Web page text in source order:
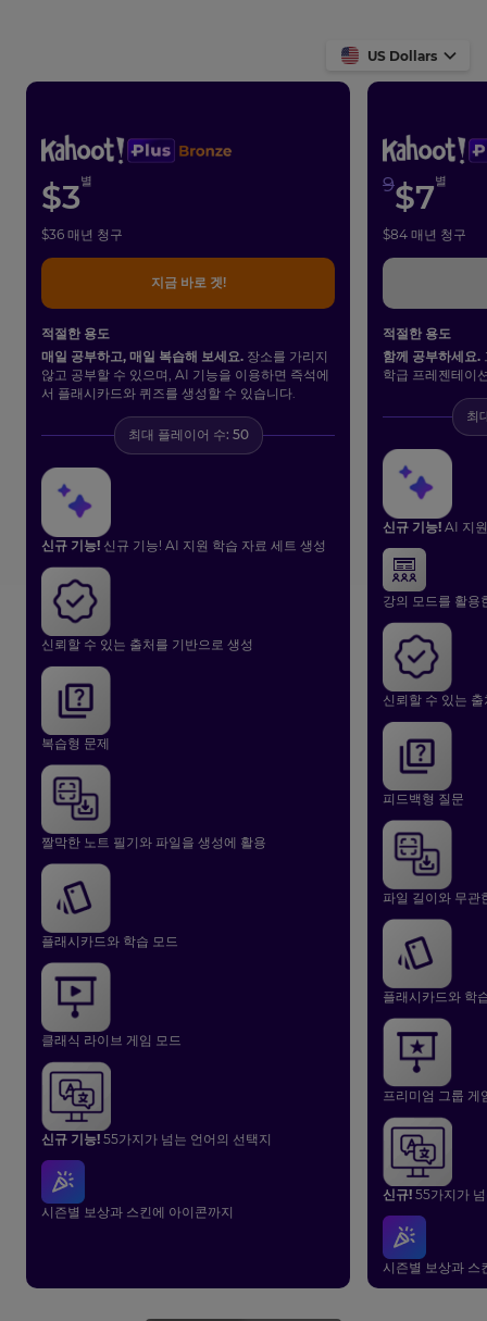
US Dollars
$3별
$36 매년 청구
지금 바로 겟!
적절한 용도
매일 공부하고, 매일 복습해 보세요. 장소를 가리지
않고 공부할 수 있으며, AI 기능을 이용하면 즉석에
서 플래시카드와 퀴즈를 생성할 수 있습니다.
최대 플레이어 수: 50
신규 기능! 신규 기능! AI 지원 학습 자료 세트 생성
신뢰할 수 있는 출처를 기반으로 생성
복습형 문제
짤막한 노트 필기와 파일을 생성에 활용
플래시카드와 학습 모드
클래식 라이브 게임 모드
신규 기능! 55가지가 넘는 언어의 선택지
시즌별 보상과 스킨에 아이콘까지
9$7별
$84 매년 청구
적절한 용도
함께 공부하세요.
학급 프레젠테이
최
신규 기능! AI 지
강의 모드를 활용
신뢰할 수 있는
피드백형 질문
파일 길이와 무관
플래시카드와 학
프리미엄 그룹 게
신규! 55가지가
시즌별 보상과 스
update
pricing
site.
Cancel
Settings